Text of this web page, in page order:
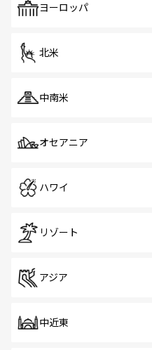
で、ホーカーズは地
ヨーロッパ
北米
中南米
オセアニア
ハワイ
リゾート
アジア
中近東